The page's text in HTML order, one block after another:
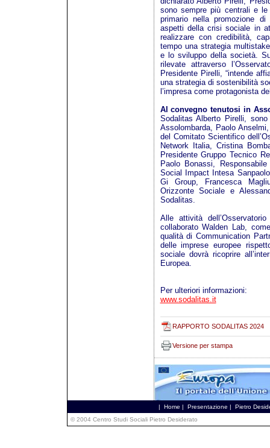
sono sempre più centrali e
primario nella promozione
aspetti della crisi sociale in
realizzare con credibilità,
tempo una strategia
e lo sviluppo della società.
rilevate attraverso
Presidente Pirelli, “intende
una strategia di sostenibilità
l’impresa come protagonista
Al convegno tenutosi in
Sodalitas Alberto Pirelli,
Assolombarda, Paolo
del Comitato Scientifico
Network Italia, Cristina
Presidente Gruppo Tecnico
Paolo Bonassi,
Social Impact Intesa
Gi Group, Francesca
Orizzonte Sociale e
Sodalitas.
Alle attività
collaborato Walden Lab,
qualità di Communication
delle imprese europee
sociale dovrà ricoprire
Europea.
Per ulteriori informazioni:
www.sodalitas.it
RAPPORTO SODALITAS 2024
Versione per stampa
| Home | Presentazione |
Pietro
© 2004 Centro Studi Sociali Pietro Desiderato